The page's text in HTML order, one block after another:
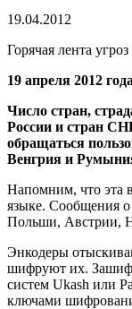
19.04.2012
Горячая лента
19 апреля 2012 года
Число стран,
России и стран
обращаться
Венгрия и
Напомним, что эта
языке. Сообщения о
Польши, Австрии,
Энкодеры
шифруют их.
систем Ukash или
ключами